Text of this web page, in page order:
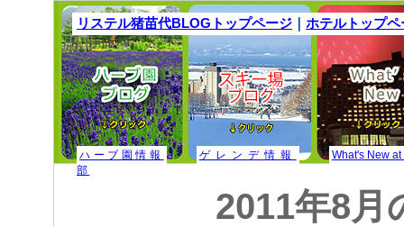
リステル猪苗代BLOGトップページ ｜ ホテルトップペ
ハーブ園情報 ゲレンデ情報
What's New at
部
2011年8月